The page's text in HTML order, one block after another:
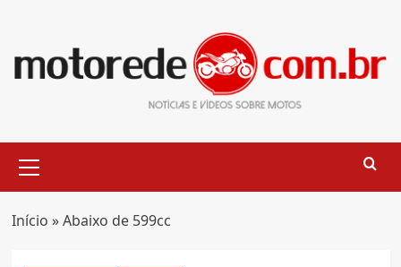
content
Menu
Início »Abaixo de 599cc